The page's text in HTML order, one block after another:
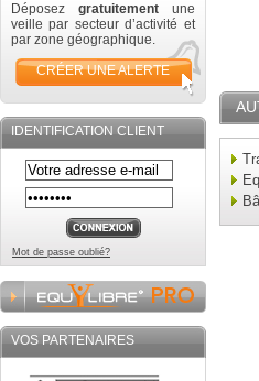
Déposez gratuitement une
veille par secteur d’activité et
par zone géographique.
CRÉER UNE ALERTE
IDENTIFICATION CLIENT
Mot de passe oublié?
VOS PARTENAIRES